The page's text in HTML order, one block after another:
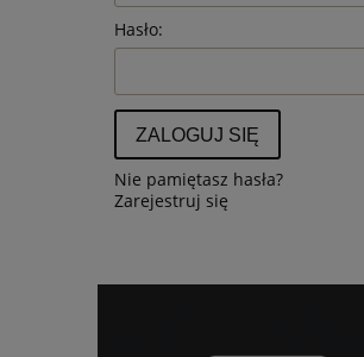
Hasło:
ZALOGUJ SIĘ
Nie pamiętasz hasła?
Zarejestruj się